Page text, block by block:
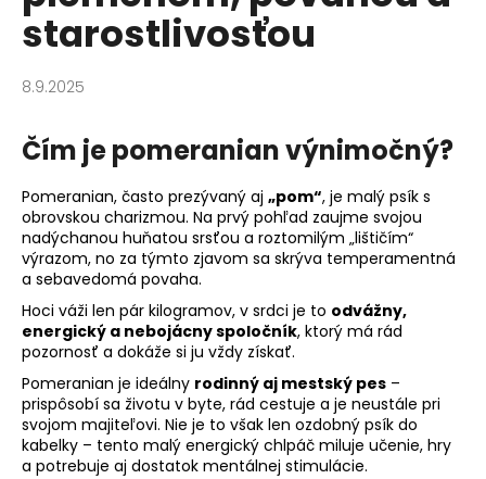
starostlivosťou
8.9.2025
Čím je pomeranian výnimočný?
Pomeranian, často prezývaný aj „pom“, je malý psík s
obrovskou charizmou. Na prvý pohľad zaujme svojou
nadýchanou huňatou srsťou a roztomilým „lištičím“
výrazom, no za týmto zjavom sa skrýva temperamentná
a sebavedomá povaha.
Hoci váži len pár kilogramov, v srdci je to odvážny,
energický a nebojácny spoločník, ktorý má rád
pozornosť a dokáže si ju vždy získať.
Pomeranian je ideálny rodinný aj mestský pes –
prispôsobí sa životu v byte, rád cestuje a je neustále pri
svojom majiteľovi. Nie je to však len ozdobný psík do
kabelky – tento malý energický chlpáč miluje učenie, hry
a potrebuje aj dostatok mentálnej stimulácie.
r
e
b
j
e
t
e
n
á
j
s
ť
?